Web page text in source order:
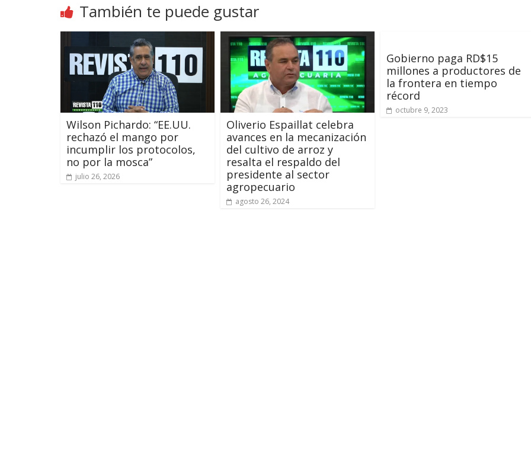
También te puede gustar
Wilson Pichardo: “EE.UU.
rechazó el mango por
incumplir los protocolos,
no por la mosca”
julio 26, 2026
Oliverio Espaillat celebra
avances en la mecanización
del cultivo de arroz y
resalta el respaldo del
presidente al sector
agropecuario
agosto 26, 2024
Gobierno paga RD$15
millones a productores de
la frontera en tiempo
récord
octubre 9, 2023